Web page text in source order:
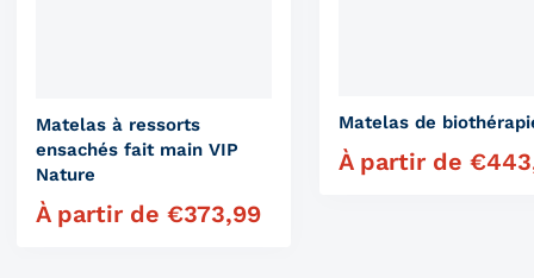
Matelas à ressorts
ensachés fait main VIP
Nature
Prix régulier
À partir de €373,99
Matelas de
Prix régulier
À partir de €